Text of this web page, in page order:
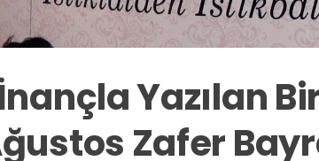
Unmute
0%
0%
Yazılan
Zafer